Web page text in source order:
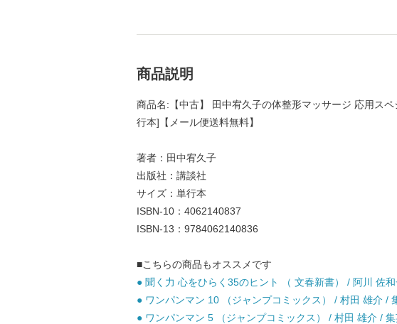
商品説明
商品名:【中古】 田中宥久子の体整形マッサージ 応用ス
行本]【メール便送料無料】
著者：田中宥久子
出版社：講談社
サイズ：単行本
ISBN-10：4062140837
ISBN-13：9784062140836
■こちらの商品もオススメです
● 聞く力 心をひらく35のヒント （ 文春新書） / 阿川 佐
● ワンパンマン 10 （ジャンプコミックス） / 村田 雄介 /
● ワンパンマン 5 （ジャンプコミックス） / 村田 雄介 /